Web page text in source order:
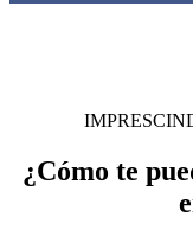
¿Cómo te